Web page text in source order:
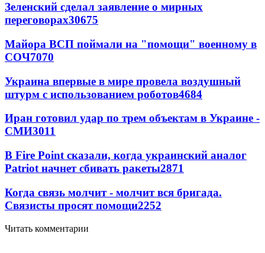
Зеленский сделал заявление о мирных
переговорах30675
Майора ВСП поймали на "помощи" военному в
СОЧ7070
Украина впервые в мире провела воздушный
штурм с использованием роботов4684
Иран готовил удар по трем объектам в Украине -
СМИ3011
В Fire Point сказали, когда украинский аналог
Patriot начнет сбивать ракеты2871
Когда связь молчит - молчит вся бригада.
Связисты просят помощи2252
Читать комментарии